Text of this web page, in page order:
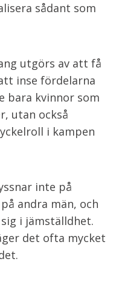
sådant som
utgörs av att få
inse fördelarna
bara kvinnor som
utan också
i kampen
inte på
andra män, och
i jämställdhet.
det ofta mycket